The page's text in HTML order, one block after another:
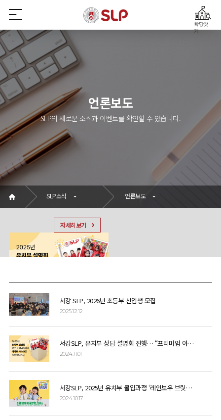
학당찾
기
언론보도
SLP의 새로운 소식과 이벤트를 확인할 수 있습니다.
SLP소식 언론보도
자세히보기
자세히보기
서강 SLP, 2026년 초등부 신입생 모집
2025.12.12
서강SLP, 유치부 상담 설명회 진행… “프리미엄 아에르 키즈 마스크 선착순 증정”
2024.11.01
서강SLP, 2025년 유치부 몰입과정 ‘레인보우 브릿지’ 전국 설명회 개최
2024.10.17